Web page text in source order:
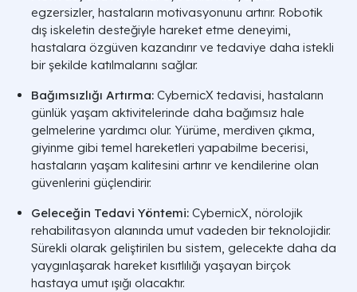
egzersizler, hastaların motivasyonunu artırır. Robotik
dış iskeletin desteğiyle hareket etme deneyimi,
hastalara özgüven kazandırır ve tedaviye daha istekli
bir şekilde katılmalarını sağlar.
Bağımsızlığı Artırma: CybernicX tedavisi, hastaların
günlük yaşam aktivitelerinde daha bağımsız hale
gelmelerine yardımcı olur. Yürüme, merdiven çıkma,
giyinme gibi temel hareketleri yapabilme becerisi,
hastaların yaşam kalitesini artırır ve kendilerine olan
güvenlerini güçlendirir.
Geleceğin Tedavi Yöntemi: CybernicX, nörolojik
rehabilitasyon alanında umut vadeden bir teknolojidir.
Sürekli olarak geliştirilen bu sistem, gelecekte daha da
yaygınlaşarak hareket kısıtlılığı yaşayan birçok
hastaya umut ışığı olacaktır.